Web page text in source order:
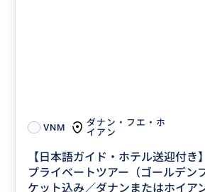
VNM
ダナン・フエ・ホ
イアン
【日本語ガイド・ホテル送迎付き
プライベートツアー（ゴールデン
ケット込み／ダナンまたはホイア